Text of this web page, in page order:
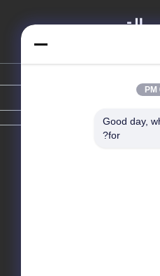
Good day,
for?